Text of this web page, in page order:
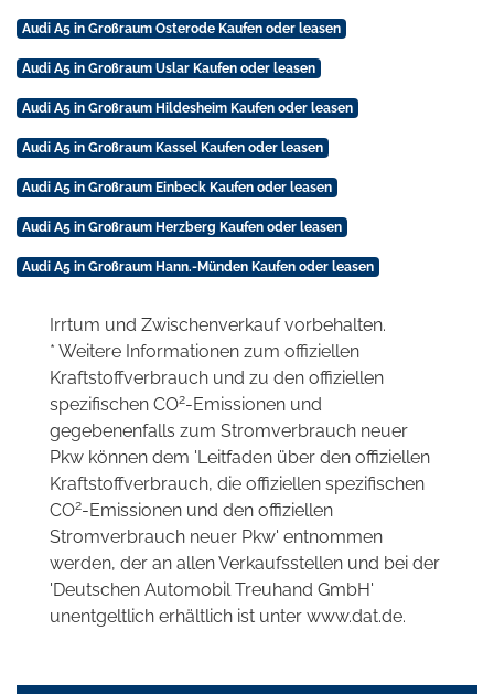
Audi A5 in Großraum Osterode Kaufen oder leasen
Audi A5 in Großraum Uslar Kaufen oder leasen
Audi A5 in Großraum Hildesheim Kaufen oder leasen
Audi A5 in Großraum Kassel Kaufen oder leasen
Audi A5 in Großraum Einbeck Kaufen oder leasen
Audi A5 in Großraum Herzberg Kaufen oder leasen
Audi A5 in Großraum Hann.-Münden Kaufen oder leasen
Irrtum und Zwischenverkauf vorbehalten.
* Weitere Informationen zum offiziellen
Kraftstoffverbrauch und zu den offiziellen
spezifischen CO2-Emissionen und
gegebenenfalls zum Stromverbrauch neuer
Pkw können dem 'Leitfaden über den offiziellen
Kraftstoffverbrauch, die offiziellen spezifischen
CO2-Emissionen und den offiziellen
Stromverbrauch neuer Pkw' entnommen
werden, der an allen Verkaufsstellen und bei der
'Deutschen Automobil Treuhand GmbH'
unentgeltlich erhältlich ist unter www.dat.de.